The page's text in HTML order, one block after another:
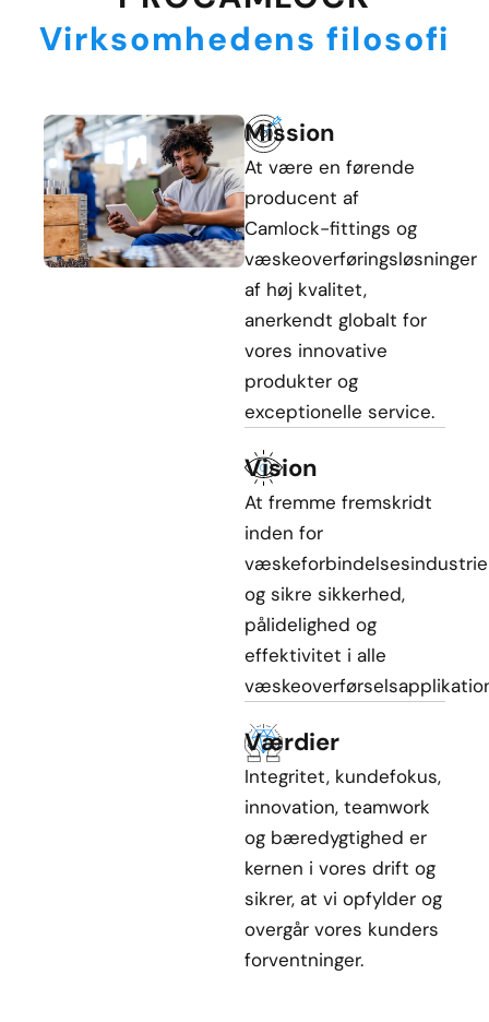
Virksomhedens filosofi
Mission
At være en førende
producent af
Camlock-fittings og
væskeoverføringsløsninger
af høj kvalitet,
anerkendt globalt for
vores innovative
produkter og
exceptionelle service.
Vision
At fremme fremskridt
inden for
og sikre sikkerhed,
pålidelighed og
effektivitet i alle
Værdier
Integritet, kundefokus,
innovation, teamwork
og bæredygtighed er
kernen i vores drift og
sikrer, at vi opfylder og
overgår vores kunders
forventninger.